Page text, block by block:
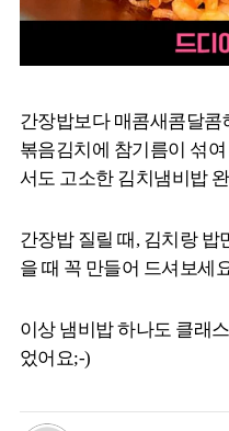
간장밥보다 매콤새콤달콤
볶음김치에 참기름이 섞
서도 고소한 김치냄비밥
간장밥 질릴 때, 김치랑 밥
을 때 꼭 만들어 드셔보세
이상 냄비밥 하나도 클래
었어요;-)